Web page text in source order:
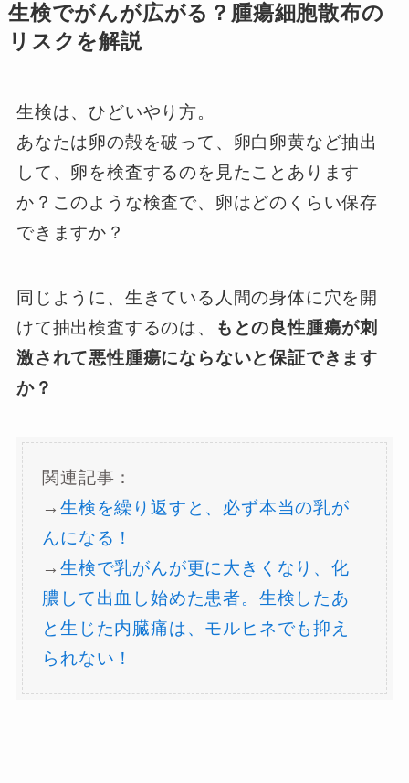
生検でがんが広がる？腫瘍細胞散布の
リスクを解説
生検は、ひどいやり方。
あなたは卵の殻を破って、卵白卵黄など抽出
して、卵を検査するのを見たことあります
か？このような検査で、卵はどのくらい保存
できますか？
同じように、生きている人間の身体に穴を開
けて抽出検査するのは、
もとの良性腫瘍が刺
激されて悪性腫瘍にならないと保証できます
か？
関連記事：
→ 生検を繰り返すと、必ず本当の乳が
んになる！
→ 生検で乳がんが更に大きくなり、化
膿して出血し始めた患者。生検したあ
と生じた内臓痛は、モルヒネでも抑え
られない！